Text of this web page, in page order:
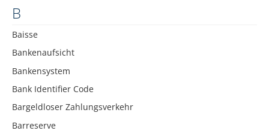
B
Baisse
Bankenaufsicht
Bankensystem
Bank Identifier Code
Bargeldloser Zahlungsverkehr
Barreserve